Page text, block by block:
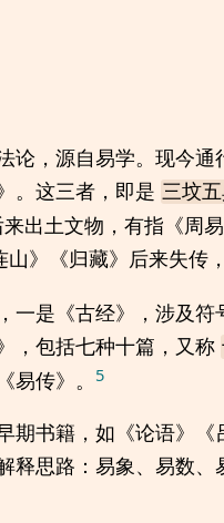
论，源自易学。现今
。这三者，即是 三坟
出土文物，有指《周
》《归藏》后来失传
一是《古经》，涉及
，包括七种十篇，又称
传》。
5
期书籍，如《论语》
思路：易象、易数、